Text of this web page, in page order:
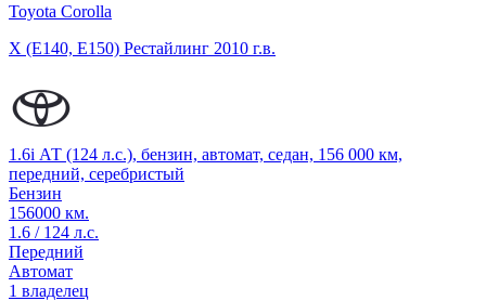
Toyota Corolla
X (E140, E150) Рестайлинг 2010 г.в.
1.6i АТ (124 л.с.), бензин, автомат, седан, 156 000 км,
передний, серебристый
Бензин
156000 км.
1.6 / 124 л.с.
Передний
Автомат
1 владелец